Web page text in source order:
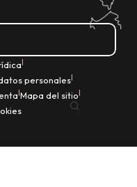
|
personales|
|Mapa del sitio|